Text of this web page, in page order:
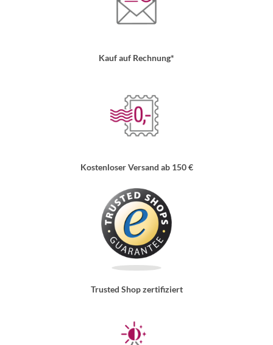
Kauf auf Rechnung*
Kostenloser Versand ab 150 €
Trusted Shop zertifiziert